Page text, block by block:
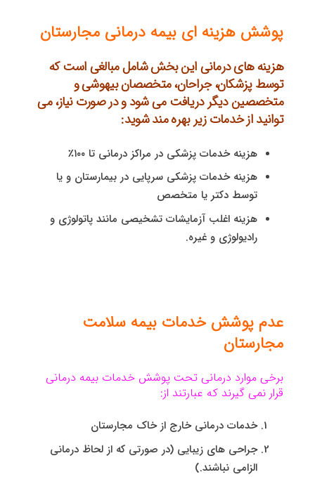
پوشش هزینه ای بیمه درمانی مجارستان
هزینه های درمانی این بخش شامل مبالغی است که
توسط پزشکان، جراحان، متخصصان بیهوشی و
متخصصین دیگر دریافت می شود و در صورت نیاز، می
توانید از خدمات زیر بهره مند شوید:
هزینه خدمات پزشکی در مراکز درمانی تا ۱۰۰٪
هزینه خدمات پزشکی سرپایی در بیمارستان و یا
توسط دکتر یا متخصص
هزینه اغلب آزمایشات تشخیصی مانند پاتولوژی و
رادیولوژی و غیره.
عدم پوشش خدمات بیمه سلامت
مجارستان
برخی موارد درمانی تحت پوشش خدمات بیمه درمانی
قرار نمی گیرند که عبارتند از:
خدمات درمانی خارج از خاک مجارستان
جراحی های زیبایی (در صورتی که از لحاظ درمانی
الزامی نباشند.)